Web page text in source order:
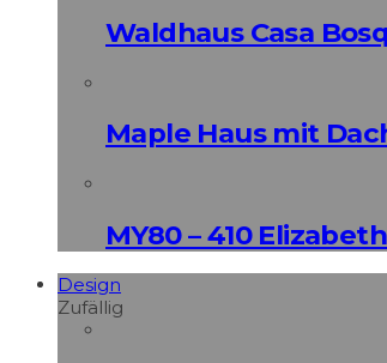
Waldhaus Casa
Maple Haus mit
MY80 – 410
Design
Zufällig